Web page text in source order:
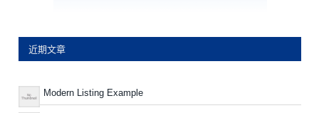
近期文章
Modern Listing Example